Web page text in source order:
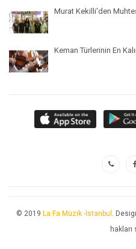
Murat Kekilli'den
Keman Türlerinin En
© 2019 La Fa Müzik -İstanbul .
hakları